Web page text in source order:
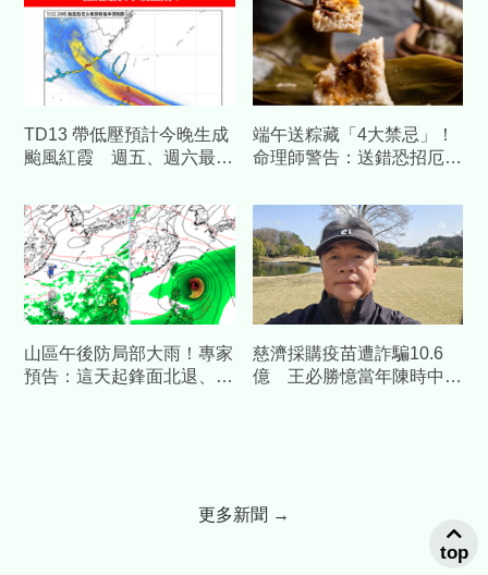
TD13 帶低壓預計今晚生成
颱風紅霞 週五、週六最靠
端午送粽藏「4大禁忌」！
命理師警告：送錯恐招厄
山區午後防局部大雨！專家
預告：這天起鋒面北退、進
慈濟採購疫苗遭詐騙10.6
億 王必勝憶當年陳時中睿
更多新聞 →
top